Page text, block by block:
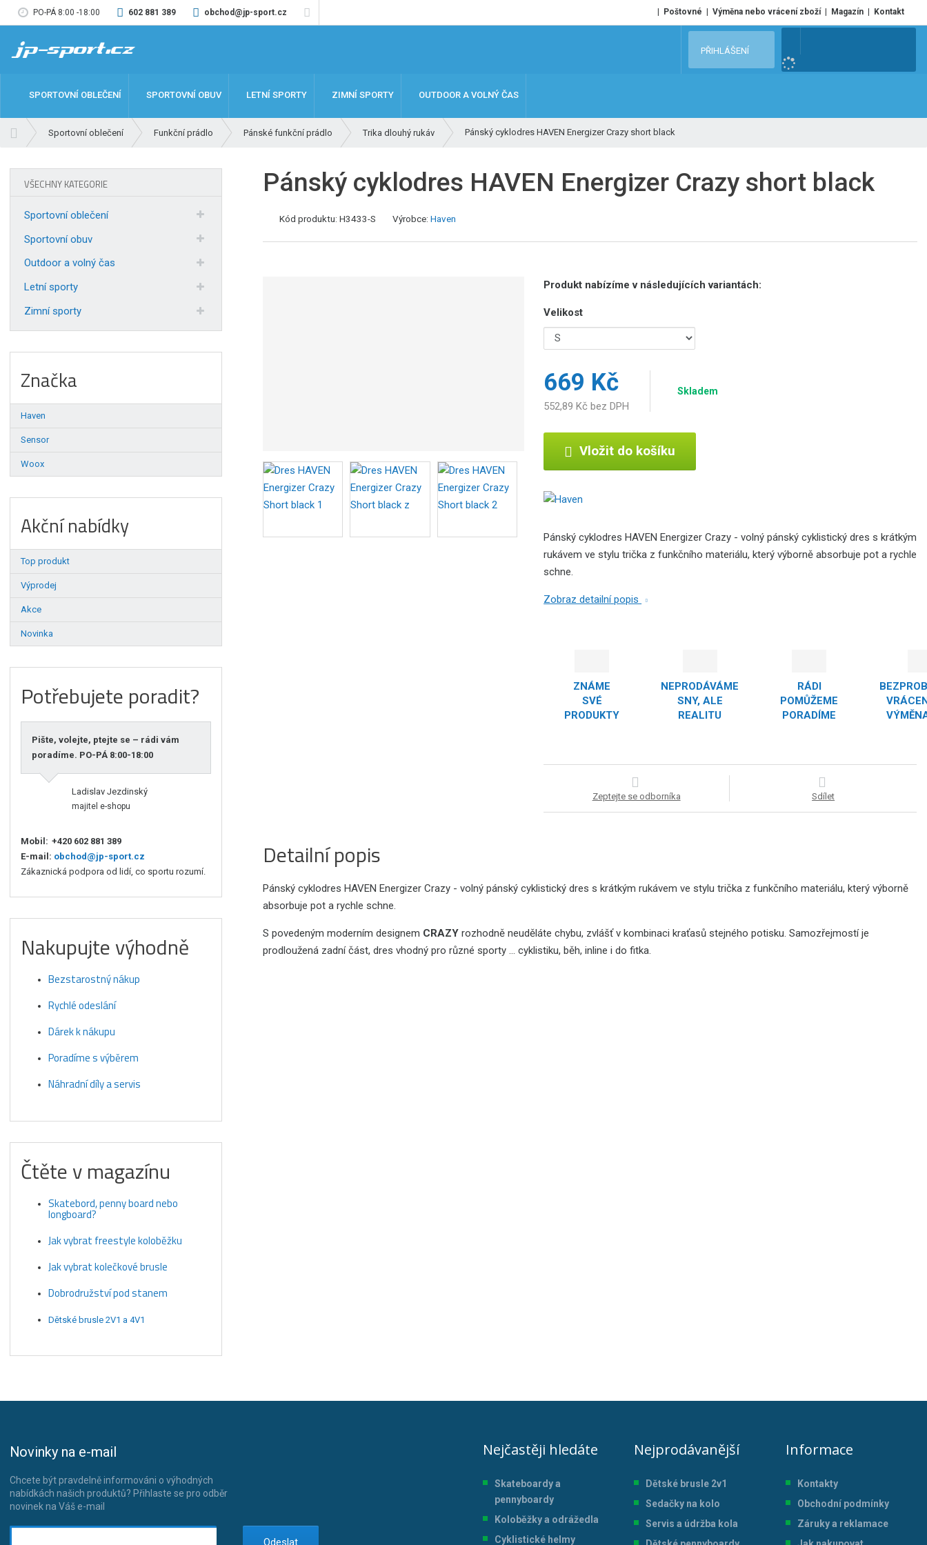
PO-PÁ 8:00 -18:00 602 881 389 obchod@jp-sport.cz Poštovné Výměna nebo vrácení zboží Magazín Kontakt
e
d
PŘIHLÁŠENÍ
SPORTOVNÍ OBLEČENÍ SPORTOVNÍ OBUV LETNÍ SPORTY ZIMNÍ SPORTY OUTDOOR A VOLNÝ ČAS
Sportovní oblečení Funkční prádlo Pánské funkční prádlo Trika dlouhý rukáv Pánský cyklodres HAVEN Energizer Crazy short black
Pánský cyklodres HAVEN Energizer Crazy short black
Kód produktu: H3433-S Výrobce: Haven
Produkt nabízíme v následujících variantách:
Velikost
669 Kč
552,89 Kč bez DPH
Skladem
Vložit do košíku
Pánský cyklodres HAVEN Energizer Crazy - volný pánský cyklistický dres s krátkým
rukávem ve stylu trička z funkčního materiálu, který výborně absorbuje pot a rychle
schne.
Zobraz detailní popis
ZNÁME
SVÉ
PRODUKTY
NEPRODÁVÁME
SNY, ALE
REALITU
RÁDI
POMŮŽEME
PORADÍME
Zeptejte se odborníka Sdílet
Detailní popis
Pánský cyklodres HAVEN Energizer Crazy - volný pánský cyklistický dres s krátkým rukávem ve stylu trička z funkčního materiálu, který výborně
absorbuje pot a rychle schne.
S povedeným moderním designem CRAZY rozhodně neuděláte chybu, zvlášť v kombinaci kraťasů stejného potisku. Samozřejmostí je
prodloužená zadní část, dres vhodný pro různé sporty ... cyklistiku, běh, inline i do fitka.
VŠECHNY KATEGORIE
Sportovní oblečení
Sportovní obuv
Outdoor a volný čas
Letní sporty
Zimní sporty
Značka
Haven
Sensor
Woox
Akční nabídky
Top produkt
Výprodej
Akce
Novinka
Potřebujete poradit?
Pište, volejte, ptejte se – rádi vám
poradíme. PO-PÁ 8:00-18:00
Ladislav Jezdinský
majitel e-shopu
Mobil: +420 602 881 389
E-mail: obchod@jp-sport.cz
Zákaznická podpora od lidí, co sportu rozumí.
Nakupujte výhodně
Bezstarostný nákup
Rychlé odeslání
Dárek k nákupu
Poradíme s výběrem
Náhradní díly a servis
Čtěte v magazínu
Skatebord, penny board nebo
longboard?
Jak vybrat freestyle koloběžku
Jak vybrat kolečkové brusle
Dobrodružství pod stanem
Dětské brusle 2V1 a 4V1
Novinky na e-mail
Chcete být pravdelně informováni o výhodných
nabídkách našich produktů? Přihlaste se pro odběr
novinek na Váš e-mail
Odeslat
Nejčastěji hledáte
Skateboardy a
pennyboardy
Koloběžky a odrážedla
Cyklistické helmy
Nejprodávanější
Dětské brusle 2v1
Sedačky na kolo
Servis a údržba kola
Informace
Kontakty
Obchodní podmínky
Záruky a reklamace